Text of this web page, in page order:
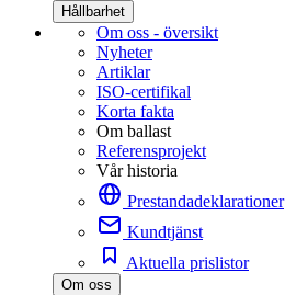
Hållbarhet
Om oss - översikt
Nyheter
Artiklar
ISO-certifikal
Korta fakta
Om ballast
Referensprojekt
Vår historia
Prestandadeklarationer
Kundtjänst
Aktuella prislistor
Om oss